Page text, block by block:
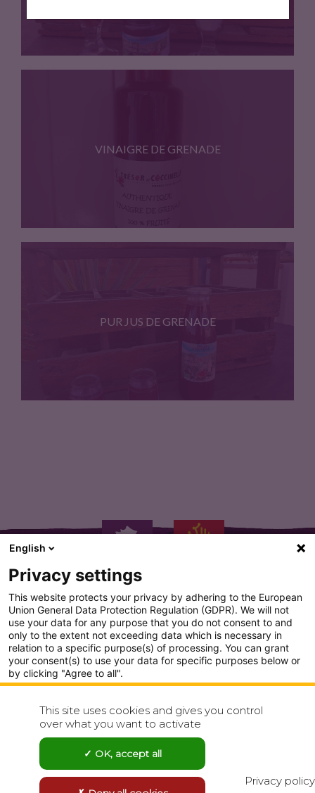
VINAIGRE DE GRENADE
PUR JUS DE GRENADE
PLAN DU SITE
CONDITION GENERALE D'UTILISATION
CONTACT
This site uses cookies and gives you control
over what you want to activate
OK, accept all
Privacy policy
English
Privacy settings
This website protects your privacy by adhering to the European
Union General Data Protection Regulation (GDPR). We will not
use your data for any purpose that you do not consent to and
only to the extent not exceeding data which is necessary in
relation to a specific purpose(s) of processing. You can grant
your consent(s) to use your data for specific purposes below or
by clicking "Agree to all".
Agree to all Reject all
Show detailed settings
Visit our Privacy Policy page for more